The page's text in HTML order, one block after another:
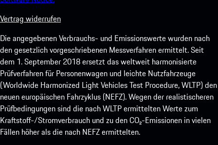
Vertrag widerrufen
Die angegebenen Verbrauchs- und Emissionswerte wurden nach
den gesetzlich vorgeschriebenen Messverfahren ermittelt. Seit
dem 1. September 2018 ersetzt das weltweit harmonisierte
Prüfverfahren für Personenwagen und leichte Nutzfahrzeuge
(Worldwide Harmonized Light Vehicles Test Procedure, WLTP) den
neuen europäischen Fahrzyklus (NEFZ). Wegen der realistischeren
Prüfbedingungen sind die nach WLTP ermittelten Werte zum
Kraftstoff-/Stromverbrauch und zu den CO₂-Emissionen in vielen
Fällen höher als die nach NEFZ ermittelten.